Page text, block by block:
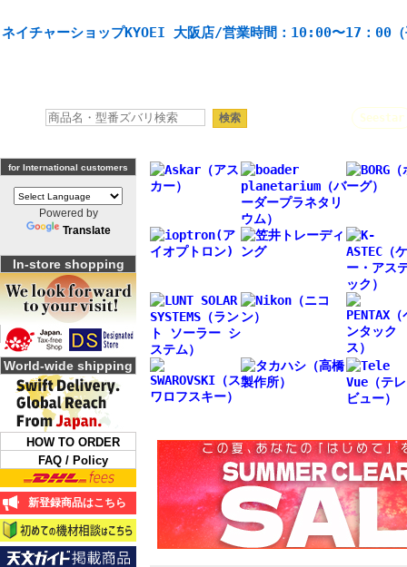
ネイチャーショップKYOEI 大阪店/営業時間：10:00〜17：00（
Seestar
for International customers
Powered by
Translate
In-store shopping
World-wide shipping
HOW TO ORDER
FAQ / Policy
新登録商品はこちら